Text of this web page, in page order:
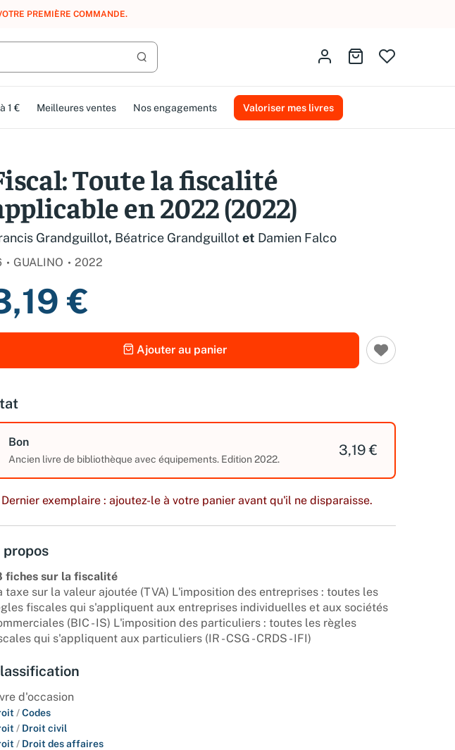
GRATUITEMENT LE CLUB AMMAREAL.
Lancer la recherche
Identifiez-vousAller au panier
1 € Meilleures ventes Nos engagements Valoriser mes livres
Toute la fiscalité
en 2022 (2022)
Grandguillot, Béatrice Grandguillot et Damien Falco
GUALINO 2022
€
Ajouter au panier
Bon
Ancien livre de bibliothèque avec équipements. Edition 2022.
3,19 €
Dernier exemplaire : ajoutez-le à votre panier avant qu'il ne disparaisse.
propos
fiches sur la fiscalité
taxe sur la valeur ajoutée (TVA) L'imposition des entreprises : toutes les
fiscales qui s'appliquent aux entreprises individuelles et aux sociétés
(BIC - IS) L'imposition des particuliers : toutes les règles
qui s'appliquent aux particuliers (IR - CSG - CRDS - IFI)
d'occasion
/Codes
/ Droit civil
/ Droit des affaires